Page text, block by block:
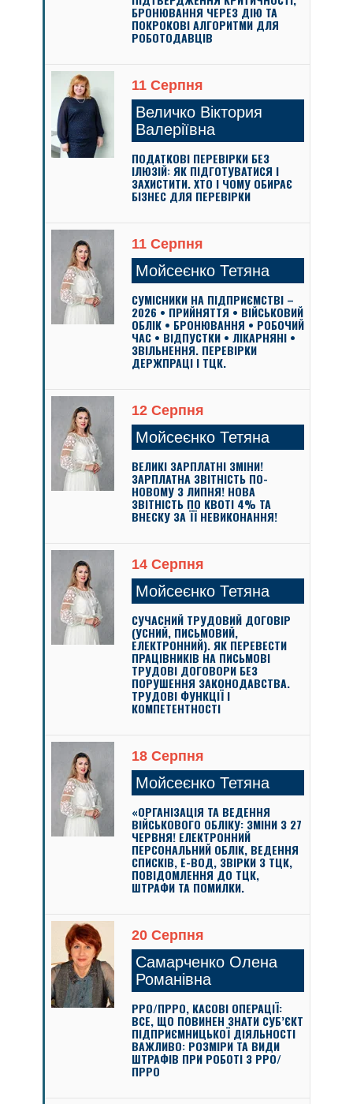
БРОНЮВАННЯ ЧЕРЕЗ ДІЮ ТА
ПОКРОКОВІ АЛГОРИТМИ ДЛЯ
РОБОТОДАВЦІВ
11 Серпня
Величко Віктория
Валеріївна
ПОДАТКОВІ ПЕРЕВІРКИ БЕЗ
ІЛЮЗІЙ: ЯК ПІДГОТУВАТИСЯ І
ЗАХИСТИТИ. ХТО І ЧОМУ ОБИРАЄ
БІЗНЕС ДЛЯ ПЕРЕВІРКИ
11 Серпня
Мойсеєнко Тетяна
СУМІСНИКИ НА ПІДПРИЄМСТВІ –
2026 • ПРИЙНЯТТЯ • ВІЙСЬКОВИЙ
ОБЛІК • БРОНЮВАННЯ • РОБОЧИЙ
ЧАС • ВІДПУСТКИ • ЛІКАРНЯНІ •
ЗВІЛЬНЕННЯ. ПЕРЕВІРКИ
ДЕРЖПРАЦІ І ТЦК.
12 Серпня
Мойсеєнко Тетяна
ВЕЛИКІ ЗАРПЛАТНІ ЗМІНИ!
ЗАРПЛАТНА ЗВІТНІСТЬ ПО-
НОВОМУ З ЛИПНЯ! НОВА
ЗВІТНІСТЬ ПО КВОТІ 4% ТА
ВНЕСКУ ЗА ЇЇ НЕВИКОНАННЯ!
14 Серпня
Мойсеєнко Тетяна
СУЧАСНИЙ ТРУДОВИЙ ДОГОВІР
(УСНИЙ, ПИСЬМОВИЙ,
ЕЛЕКТРОННИЙ). ЯК ПЕРЕВЕСТИ
ПРАЦІВНИКІВ НА ПИСЬМОВІ
ТРУДОВІ ДОГОВОРИ БЕЗ
ПОРУШЕННЯ ЗАКОНОДАВСТВА.
ТРУДОВІ ФУНКЦІЇ І
КОМПЕТЕНТНОСТІ
18 Серпня
Мойсеєнко Тетяна
«ОРГАНІЗАЦІЯ ТА ВЕДЕННЯ
ВІЙСЬКОВОГО ОБЛІКУ: ЗМІНИ З 27
ЧЕРВНЯ! ЕЛЕКТРОННИЙ
ПЕРСОНАЛЬНИЙ ОБЛІК, ВЕДЕННЯ
СПИСКІВ, Е-ВОД, ЗВІРКИ З ТЦК,
ПОВІДОМЛЕННЯ ДО ТЦК,
ШТРАФИ ТА ПОМИЛКИ.
20 Серпня
Самарченко Олена
Романівна
РРО/ПРРО, КАСОВІ ОПЕРАЦІЇ:
ВСЕ, ЩО ПОВИНЕН ЗНАТИ СУБ’ЄКТ
ПІДПРИЄМНИЦЬКОЇ ДІЯЛЬНОСТІ
ВАЖЛИВО: РОЗМІРИ ТА ВИДИ
ШТРАФІВ ПРИ РОБОТІ З РРО/
ПРРО